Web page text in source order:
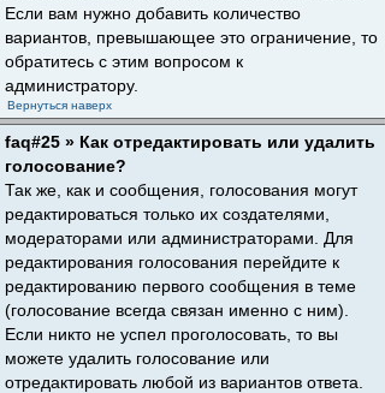
Если вам нужно добавить количество
вариантов, превышающее это ограничение, то
обратитесь с этим вопросом к
администратору.
Вернуться наверх
faq#25 » Как отредактировать или удалить
голосование?
Так же, как и сообщения, голосования могут
редактироваться только их создателями,
модераторами или администраторами. Для
редактирования голосования перейдите к
редактированию первого сообщения в теме
(голосование всегда связан именно с ним).
Если никто не успел проголосовать, то вы
можете удалить голосование или
отредактировать любой из вариантов ответа.